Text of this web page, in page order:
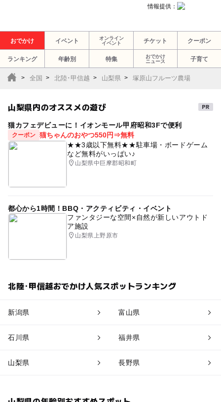
情報提供：
おでかけ イベント
オンライン
イベント
チケット クーポン
ランキング 年齢別 特集
おでかけ
ニュース
子育て
全国 北陸･甲信越 山梨県 塚原山フルーツ農場
山梨県内のオススメの遊び
猫カフェデビューに！イオンモール甲府昭和3Fで便利
クーポン 猫ちゃんのおやつ550円⇒無料
★★3歳以下無料★★駐車場・ボードゲーム
など無料がいっぱい♪
山梨県中巨摩郡昭和町
都心から1時間！BBQ・アクティビティ・イベント
ファンタジーな空間×自然が新しいアウトド
ア施設
山梨県上野原市
北陸･甲信越おでかけ人気スポットランキング
新潟県 富山県
石川県 福井県
山梨県 長野県